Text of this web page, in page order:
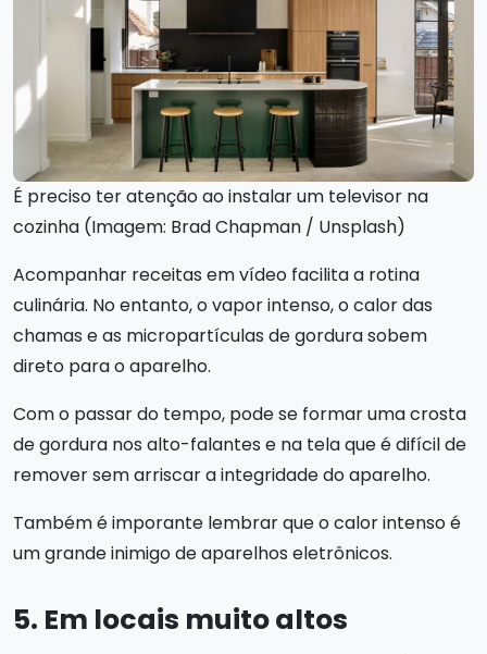
É preciso ter atenção ao instalar um televisor na
cozinha (Imagem: Brad Chapman / Unsplash)
Acompanhar receitas em vídeo facilita a rotina
culinária. No entanto, o vapor intenso, o calor das
chamas e as micropartículas de gordura sobem
direto para o aparelho.
Com o passar do tempo, pode se formar uma crosta
de gordura nos alto-falantes e na tela que é difícil de
remover sem arriscar a integridade do aparelho.
Também é imporante lembrar que o calor intenso é
um grande inimigo de aparelhos eletrônicos.
5. Em locais muito altos